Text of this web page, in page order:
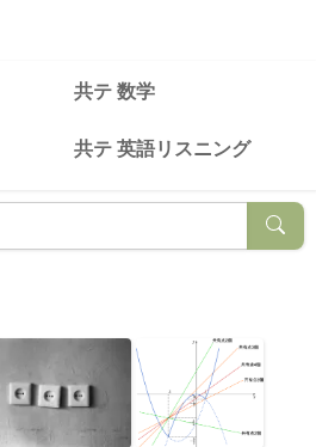
共テ 数学
共テ 英語リスニング